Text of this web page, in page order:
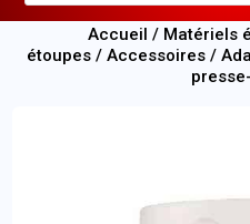
Accueil / Matériels
étoupes/ Accessoires/